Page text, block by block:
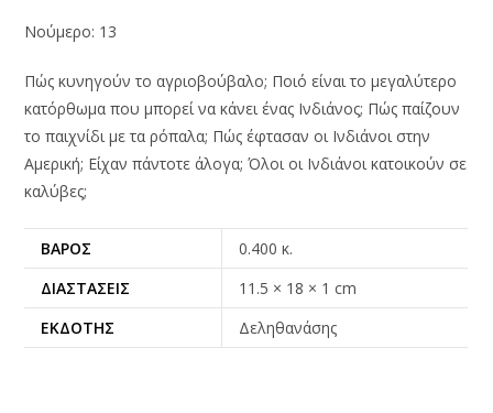
Νούμερο: 13
Πώς κυνηγούν το αγριοβούβαλο; Ποιό είναι το μεγαλύτερο
κατόρθωμα που μπορεί να κάνει ένας Ινδιάνος; Πώς παίζουν
το παιχνίδι με τα ρόπαλα; Πώς έφτασαν οι Ινδιάνοι στην
Αμερική; Είχαν πάντοτε άλογα; Όλοι οι Ινδιάνοι κατοικούν σε
καλύβες;
ΒΆΡΟΣ
0.400 κ.
ΔΙΑΣΤΆΣΕΙΣ
11.5 × 18 × 1 cm
ΕΚΔΌΤΗΣ
Δεληθανάσης